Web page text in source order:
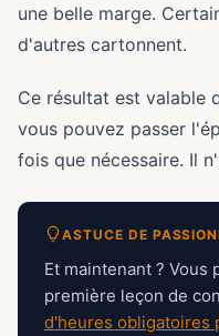
une belle marge.
d'autres cartonnent.
Ce résultat est valable
vous pouvez passer
fois que nécessaire. Il
ASTUCE DE
Et maintenant ?
première leçon de
d'heures obligatoires